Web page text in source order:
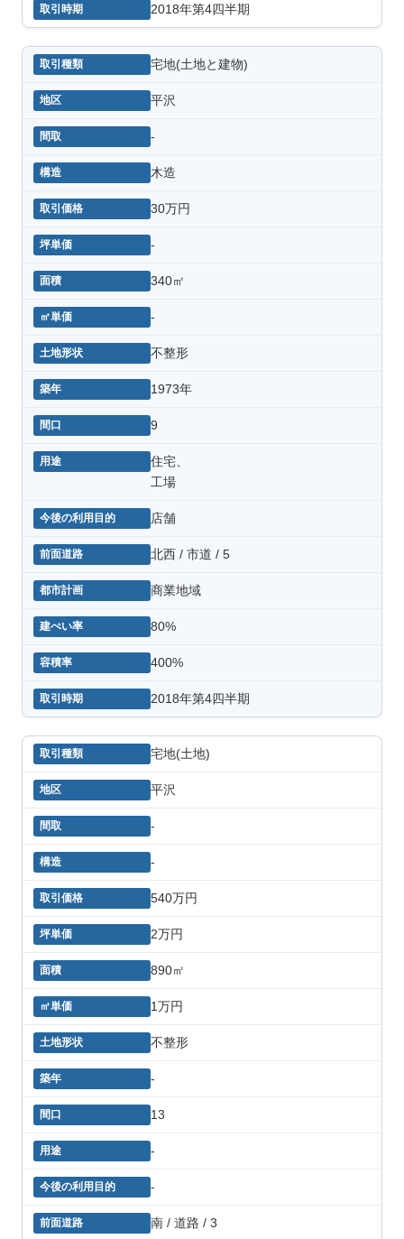
2018年第4四半期
宅地(土地と建物)
平沢
-
木造
30万円
-
340㎡
-
不整形
1973年
9
住宅、
工場
店舗
北西 / 市道 / 5
商業地域
80%
400%
2018年第4四半期
宅地(土地)
平沢
-
-
540万円
2万円
890㎡
1万円
不整形
-
13
-
-
南 / 道路 / 3